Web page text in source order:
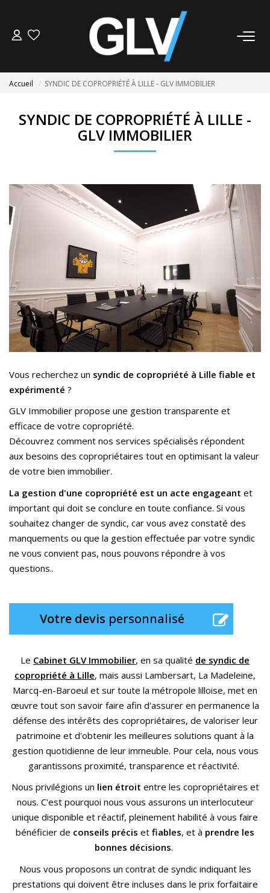
GESTION
NOS AGENCES
Nos Agences
Nous Rejoindre
Nos Actualités
CONTACT
ESPACE CLIENTS
Accueil SYNDIC DE COPROPRIÉTÉ À LILLE - GLV IMMOBILIER
SYNDIC DE COPROPRIÉTÉ À LILLE -
GLV IMMOBILIER
Vous recherchez un syndic de copropriété à Lille fiable et
expérimenté ?
GLV Immobilier propose une gestion transparente et
efficace de votre copropriété.
Découvrez comment nos services spécialisés répondent
aux besoins des copropriétaires tout en optimisant la valeur
de votre bien immobilier.
La gestion d'une copropriété est un acte engageant et
important qui doit se conclure en toute confiance. Si vous
souhaitez changer de syndic, car vous avez constaté des
manquements ou que la gestion effectuée par votre syndic
ne vous convient pas, nous pouvons répondre à vos
questions..
Votre devis personnalisé
Le Cabinet GLV Immobilier, en sa qualité de syndic de
copropriété à Lille, mais aussi Lambersart, La Madeleine,
Marcq-en-Baroeul et sur toute la métropole lilloise, met en
œuvre tout son savoir faire afin d'assurer en permanence la
défense des intérêts des copropriétaires, de valoriser leur
patrimoine et d'obtenir les meilleures solutions quant à la
gestion quotidienne de leur immeuble. Pour cela, nous vous
garantissons proximité, transparence et réactivité.
Nous privilégions un lien étroit entre les copropriétaires et
nous. C'est pourquoi nous vous assurons un interlocuteur
unique disponible et réactif, pleinement habilité à vous faire
bénéficier de conseils précis et fiables, et à prendre les
bonnes décisions.
Nous vous proposons un contrat de syndic indiquant les
prestations qui doivent être incluses dans le prix forfaitaire